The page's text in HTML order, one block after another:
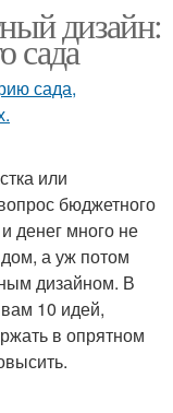
дизайн:
сада
или
бюджетного
денег много не
а уж потом
дизайном. В
10 идей,
в опрятном